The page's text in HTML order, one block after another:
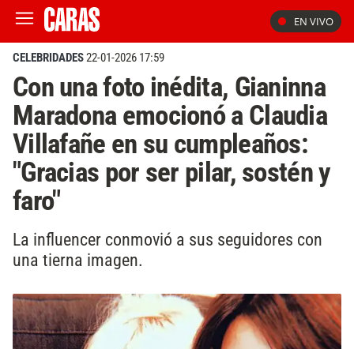
EN VIVO
CELEBRIDADES22-01-2026 17:59
Con una foto inédita, Gianinna
Maradona emocionó a Claudia
Villafañe en su cumpleaños:
"Gracias por ser pilar, sostén y
faro"
La influencer conmovió a sus seguidores con
una tierna imagen.